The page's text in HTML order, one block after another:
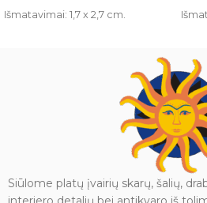
Išmatavimai: 1,7 x 2,7 cm.
Siūlome platų įvairių skarų, šalių,